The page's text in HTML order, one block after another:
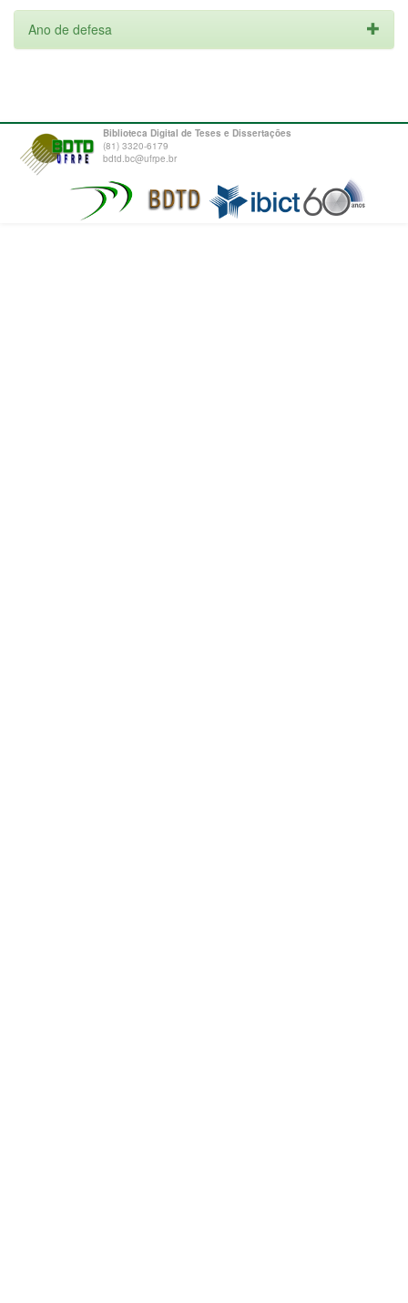
Ano de defesa
Biblioteca Digital de Teses e Dissertações
(81) 3320-6179
bdtd.bc@ufrpe.br